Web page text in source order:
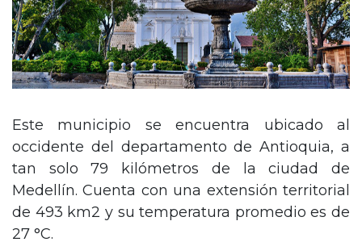
Este municipio se encuentra ubicado al
occidente del departamento de Antioquia, a
tan solo 79 kilómetros de la ciudad de
Medellín. Cuenta con una extensión territorial
de 493 km2 y su temperatura promedio es de
27 °C.